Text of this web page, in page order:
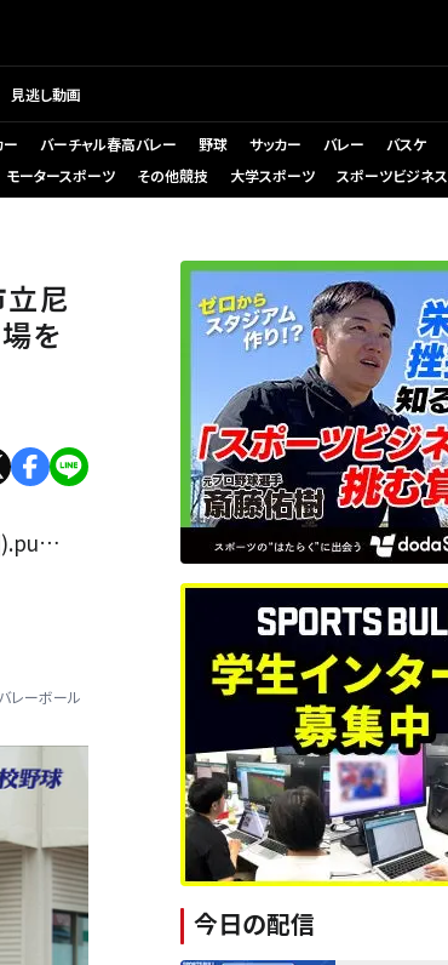
見逃し動画
ー バーチャル春高バレー 野球 サッカー バレー バスケ
モータースポーツ その他競技 大学スポーツ スポーツビジネス
尼
を
バレーボール
今日の配信